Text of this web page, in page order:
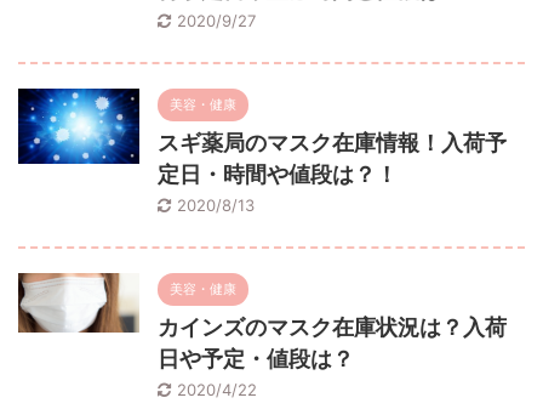
2020/9/27
美容・健康
スギ薬局のマスク在庫情報！入荷予
定日・時間や値段は？！
2020/8/13
美容・健康
カインズのマスク在庫状況は？入荷
日や予定・値段は？
2020/4/22